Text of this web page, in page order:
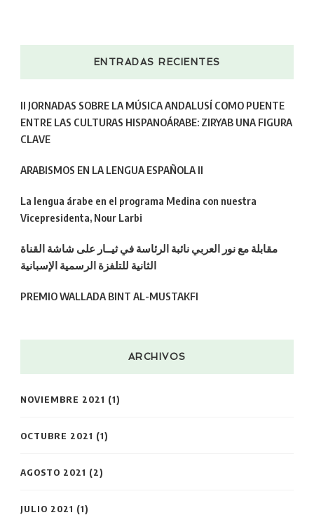
ENTRADAS RECIENTES
II JORNADAS SOBRE LA MÚSICA ANDALUSÍ COMO PUENTE
ENTRE LAS CULTURAS HISPANOÁRABE: ZIRYAB UNA FIGURA
CLAVE
ARABISMOS EN LA LENGUA ESPAÑOLA II
La lengua árabe en el programa Medina con nuestra
Vicepresidenta, Nour Larbi
مقابلة مع نور العربي نائبة الرئاسة في ثيــار على شاشة القناة
الثانية للتلفزة الرسمية الإسبانية
PREMIO WALLADA BINT AL-MUSTAKFI
ARCHIVOS
NOVIEMBRE 2021 (1)
OCTUBRE 2021 (1)
AGOSTO 2021 (2)
JULIO 2021 (1)